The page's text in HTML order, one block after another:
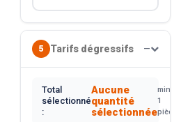
5 Tarifs dégressifs —
Total
sélectionné
:
Aucune
quantité
sélectionnée
min.
1
pièce